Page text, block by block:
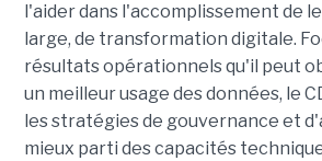
l'aider dans l'accomplissement de
large, de transformation digitale.
résultats opérationnels qu'il peut
un meilleur usage des données, le
les stratégies de gouvernance et
mieux parti des capacités